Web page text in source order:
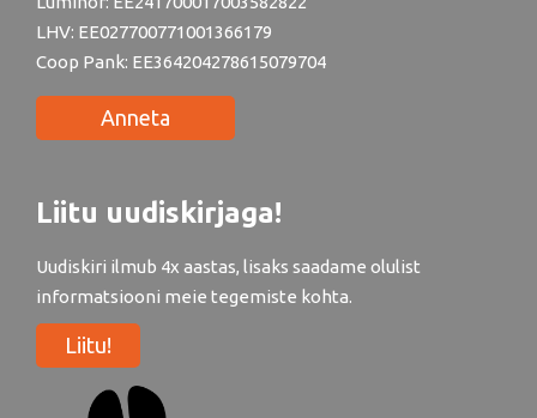
LHV: EE027700771001366179
Coop Pank: EE364204278615079704
Anneta
Liitu uudiskirjaga!
Uudiskiri ilmub 4x aastas, lisaks saadame olulist
informatsiooni meie tegemiste kohta.
Liitu!